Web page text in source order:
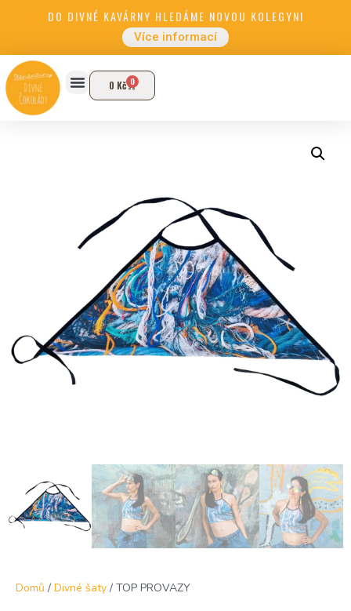
DO DIVNÉ KAVÁRNY HLEDÁME NOVOU KOLEGYNI
Více informací
0 Kč 0
Domů / Divné šaty / TOP PROVAZY